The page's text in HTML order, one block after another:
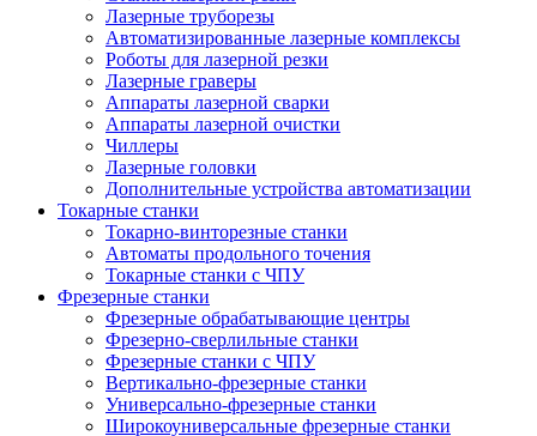
Лазерные труборезы
Автоматизированные лазерные комплексы
Роботы для лазерной резки
Лазерные граверы
Аппараты лазерной сварки
Аппараты лазерной очистки
Чиллеры
Лазерные головки
Дополнительные устройства автоматизации
Токарные станки
Токарно-винторезные станки
Автоматы продольного точения
Токарные станки с ЧПУ
Фрезерные станки
Фрезерные обрабатывающие центры
Фрезерно-сверлильные станки
Фрезерные станки с ЧПУ
Вертикально-фрезерные станки
Универсально-фрезерные станки
Широкоуниверсальные фрезерные станки